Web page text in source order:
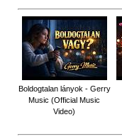
Boldogtalan lányok - Gerry
Music (Official Music
Video)